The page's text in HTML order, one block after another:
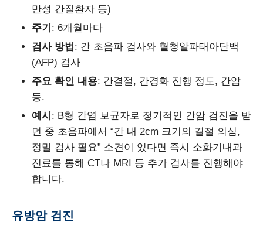
만성 간질환자 등)
주기 : 6개월마다
검사 방법 : 간 초음파 검사와 혈청알파태아단백
(AFP) 검사
주요 확인 내용: 간결절, 간경화 진행 정도, 간암
등.
예시 : B형 간염 보균자로 정기적인 간암 검진을 받
던 중 초음파에서 “간 내 2cm 크기의 결절 의심,
정밀 검사 필요” 소견이 있다면 즉시 소화기내과
진료를 통해 CT나 MRI 등 추가 검사를 진행해야
합니다.
유방암 검진